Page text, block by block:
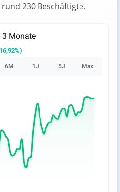
230 Beschäftigte.
3 Monate
6M 1J 5J Max
categories.
values. Data ranges